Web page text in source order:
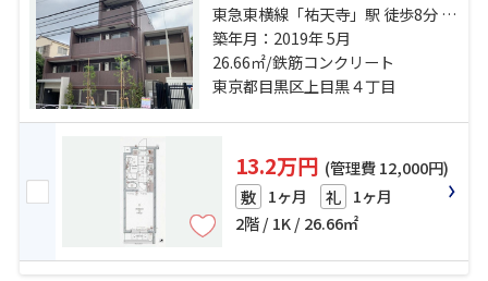
東急東横線「祐天寺」駅 徒歩8分 東
急東横線「中目黒」駅 徒歩17分 東
急田園都市線「池尻大橋」駅 徒歩
18分
築年月：2019年 5月
26.66㎡/鉄筋コンクリート
東京都目黒区上目黒４丁目
13.2万円 (管理費 12,000円)
敷 1ヶ月 礼 1ヶ月
2階 / 1K / 26.66㎡